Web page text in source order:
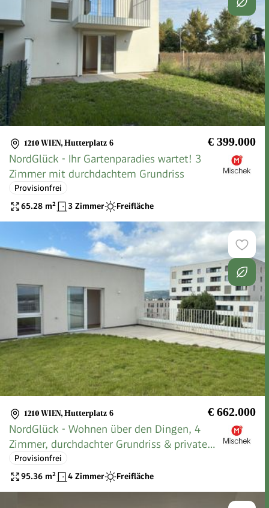
1210 WIEN, Hutterplatz 6 € 399.000
NordGlück - Ihr Gartenparadies wartet! 3
Zimmer mit durchdachtem Grundriss
Provisionfrei
65.28 m² 3 Zimmer Freifläche
1210 WIEN, Hutterplatz 6 € 662.000
NordGlück - Wohnen über den Dingen, 4
Zimmer, durchdachter Grundriss & privater
Dachgarten
Provisionfrei
95.36 m² 4 Zimmer Freifläche